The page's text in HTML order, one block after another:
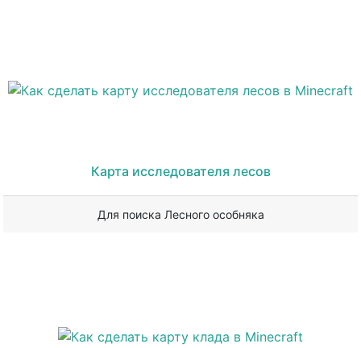
Карта исследователя лесов
Для поиска Лесного особняка